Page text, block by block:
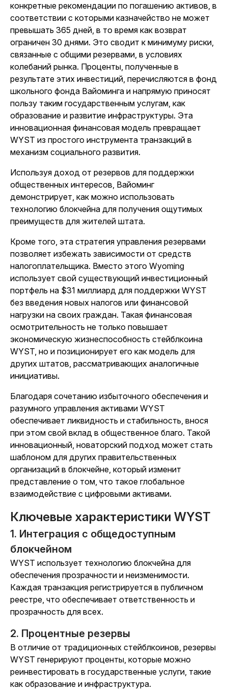
конкретные рекомендации по погашению активов, в
соответствии с которыми казначейство не может
превышать 365 дней, в то время как возврат
ограничен 30 днями. Это сводит к минимуму риски,
связанные с общими резервами, в условиях
колебаний рынка. Проценты, полученные в
результате этих инвестиций, перечисляются в фонд
школьного фонда Вайоминга и напрямую приносят
пользу таким государственным услугам, как
образование и развитие инфраструктуры. Эта
инновационная финансовая модель превращает
WYST из простого инструмента транзакций в
механизм социального развития.
Используя доход от резервов для поддержки
общественных интересов, Вайоминг
демонстрирует, как можно использовать
технологию блокчейна для получения ощутимых
преимуществ для жителей штата.
Кроме того, эта стратегия управления резервами
позволяет избежать зависимости от средств
налогоплательщика. Вместо этого Wyoming
использует свой существующий инвестиционный
портфель на $31 миллиард для поддержки WYST
без введения новых налогов или финансовой
нагрузки на своих граждан. Такая финансовая
осмотрительность не только повышает
экономическую жизнеспособность стейблкоина
WYST, но и позиционирует его как модель для
других штатов, рассматривающих аналогичные
инициативы.
Благодаря сочетанию избыточного обеспечения и
разумного управления активами WYST
обеспечивает ликвидность и стабильность, внося
при этом свой вклад в общественное благо. Такой
инновационный, новаторский подход может стать
шаблоном для других правительственных
организаций в блокчейне, который изменит
представление о том, что такое глобальное
взаимодействие с цифровыми активами.
Ключевые характеристики WYST
1. Интеграция с общедоступным
блокчейном
WYST использует технологию блокчейна для
обеспечения прозрачности и неизменимости.
Каждая транзакция регистрируется в публичном
реестре, что обеспечивает ответственность и
прозрачность для всех.
2. Процентные резервы
В отличие от традиционных стейблкоинов, резервы
WYST генерируют проценты, которые можно
реинвестировать в государственные услуги, такие
как образование и инфраструктура.